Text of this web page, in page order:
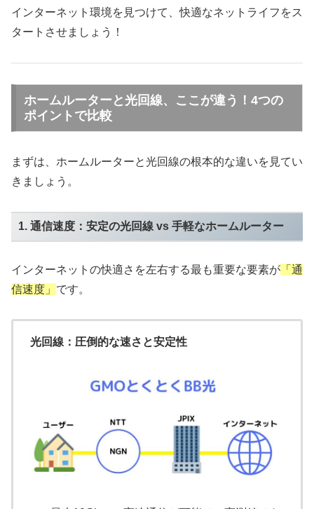
インターネット環境を見つけて、快適なネットライフをス
タートさせましょう！
ホームルーターと光回線、ここが違う！4つの
ポイントで比較
まずは、ホームルーターと光回線の根本的な違いを見てい
きましょう。
1. 通信速度：安定の光回線 vs 手軽なホームルーター
インターネットの快適さを左右する最も重要な要素が 「通
信速度」 です。
光回線：圧倒的な速さと安定性